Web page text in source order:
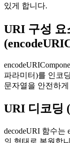
있게 합니다.
URI 구성 요
파라미터)를 인코
문자열을 안전하
URI 디코딩
decodeURI 함수는